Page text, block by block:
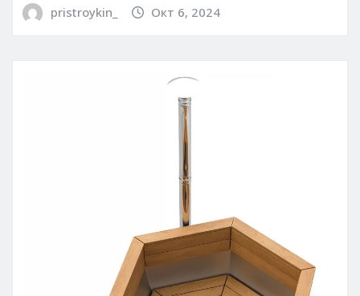
pristroykin_ Окт 6, 2024